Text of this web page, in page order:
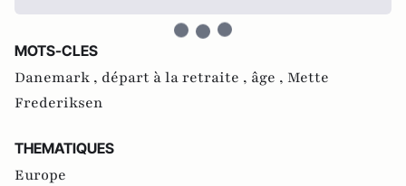
MOTS-CLES
Danemark , départ à la retraite , âge , Mette
Frederiksen
THEMATIQUES
Europe